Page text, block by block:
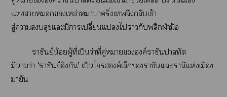
แห่งาเหล่าหมาป่าครึ่งเจึงกลับเข้า
สู่าสุขแะมีาเปลี่ยนแไากับพลิกฝ่ามือ
ราชันย์น้อยผู้ที่เป็นว่าที่คู่าองค์ราชันาทัต
มีาว่า ‘ราชันย์อิงกัน’ เป็นโองค์เล็กราชันแะรานีแห่งเมือง
มายัน